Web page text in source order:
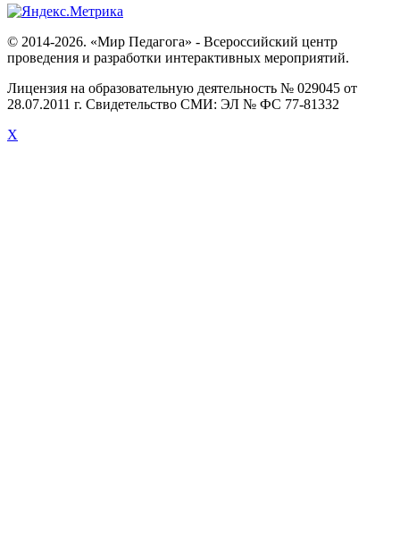
© 2014-2026. «Мир Педагога» - Всероссийский центр
проведения и разработки интерактивных мероприятий.
Лицензия на образовательную деятельность № 029045 от
28.07.2011 г. Свидетельство СМИ: ЭЛ № ФС 77-81332
X